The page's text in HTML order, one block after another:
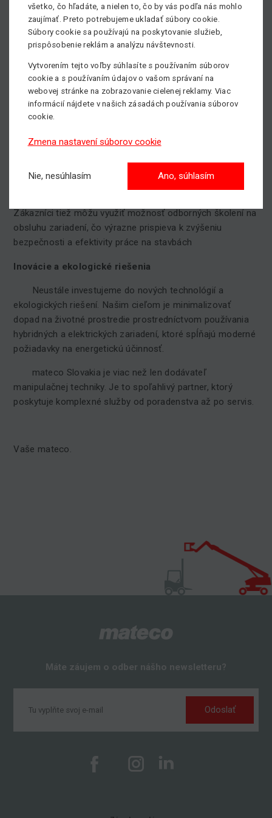
plošiny, manipulátory a vysokozdvižné vozíky. Ďalšou
našou službou jeservisapredaj náhradných dielov
taktiež ponúkame rôzne odbornéškolenia.
Sme špičkou v prenájme strojov
Naša flotila pozostáva z takmer700 strojov, ktoré
sú neustále modernizované, kontrolované a udržiavané,
aby spĺňali najvyššie štandardy bezpečnosti a
spoľahlivosti​. Priemerný vek našich strojov je 2,5 roka !
Komplexný servis a školenia
Zákazníci tiež môžu využiť možnosť odborných školení na
obsluhu zariadení, čo výrazne prispieva k zvýšeniu
bezpečnosti a efektivity práce na stavbách​
Inovácie a ekologické riešenia
Neustále investujeme do nových technológií a
ekologických riešení. Našim cieľom je minimalizovať
dopad na životné prostredie prostredníctvom používania
hybridných a elektrických zariadení, ktoré spĺňajú moderné
požiadavky na energetickú účinnosť.
mateco Slovakia je viac než len dodávateľ
manipulačnej techniky. Je to spoľahlivý partner, ktorý
poskytuje komplexné služby od poradenstva až po servis.
Vaše mateco.
Máte záujem o odber nášho newsletteru?
Odoslať
všetko, čo hľadáte, a nielen to, čo by vás podľa nás mohlo
zaujímať. Preto potrebujeme ukladať súbory cookie.
Súbory cookie sa používajú na poskytovanie služieb,
prispôsobenie reklám a analýzu návštevnosti.
Vytvorením tejto voľby súhlasíte s používaním súborov
cookie a s používaním údajov o vašom správaní na
webovej stránke na zobrazovanie cielenej reklamy. Viac
informácií nájdete v našich zásadách používania súborov
cookie.
Zmena nastavení súborov cookie
Nie, nesúhlasím Ano, súhlasím